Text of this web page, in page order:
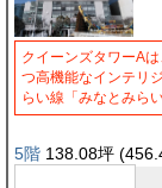
クイーンズタワーA
つ高機能なインテリ
らい線「みなとみら
5階 138.08坪